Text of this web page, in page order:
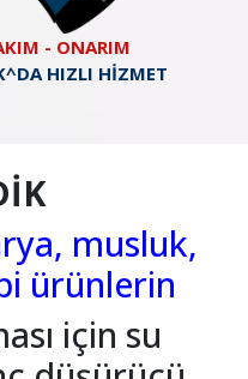
- ONARIM
HIZLI HİZMET
musluk,
ürünlerin
için su